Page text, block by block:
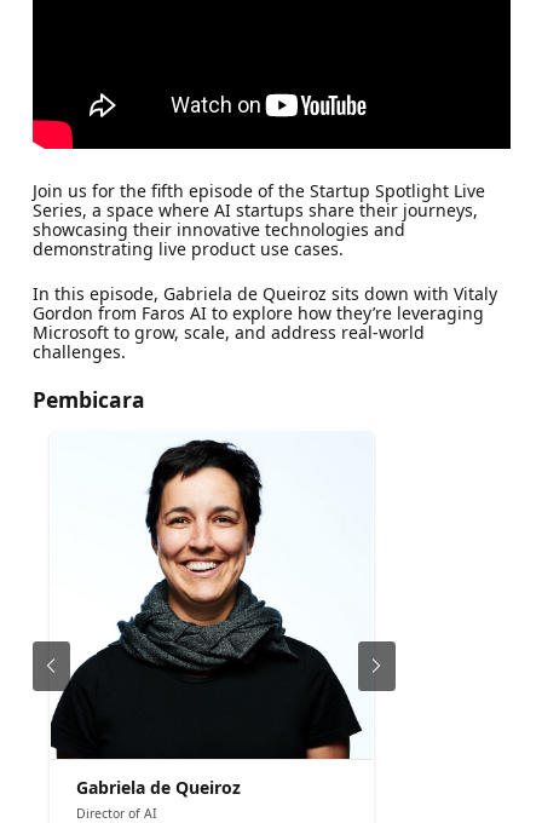
Join us for the fifth episode of the Startup Spotlight Live
Series, a space where AI startups share their journeys,
showcasing their innovative technologies and
demonstrating live product use cases.
In this episode, Gabriela de Queiroz sits down with Vitaly
Gordon from Faros AI to explore how they’re leveraging
Microsoft to grow, scale, and address real-world
challenges.
Pembicara
Gabriela de Queiroz
Director of AI